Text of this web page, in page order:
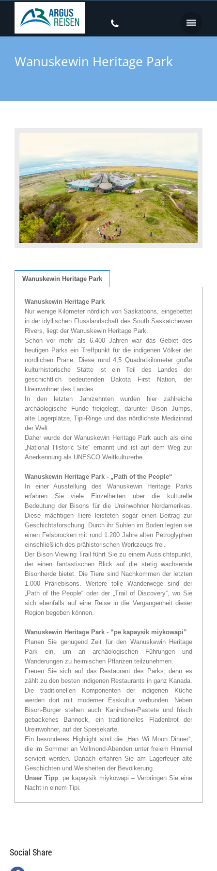
Wanuskewin Heritage Park
Wanuskewin Heritage Park
Wanuskewin Heritage Park
Nur wenige Kilometer nördlich von Saskatoons, eingebettet
in der idyllischen Flusslandschaft des South Saskatchewan
Rivers, liegt der Wanuskewin Heritage Park.
Schon vor mehr als 6.400 Jahren war das Gebiet des
heutigen Parks ein Treffpunkt für die indigenen Völker der
nördlichen Prärie. Diese rund 4,5 Quadratkilometer große
kulturhistorische Stätte ist ein Teil des Landes der
geschichtlich bedeutenden Dakota First Nation, der
Ureinwohner des Landes.
In den letzten Jahrzehnten wurden hier zahlreiche
archäologische Funde freigelegt, darunter Bison Jumps,
alte Lagerplätze, Tipi-Ringe und das nördlichste Medizinrad
der Welt.
Daher wurde der Wanuskewin Heritage Park auch als eine
„National Historic Site“ ernannt und ist auf dem Weg zur
Anerkennung als UNESCO Weltkulturerbe.
Wanuskewin Heritage Park - „Path of the People“
In einer Ausstellung des Wanuskewin Heritage Parks
erfahren Sie viele Einzelheiten über die kulturelle
Bedeutung der Bisons für die Ureinwohner Nordamerikas.
Diese mächtigen Tiere leisteten sogar einen Beitrag zur
Geschichtsforschung. Durch ihr Suhlen im Boden legten sie
einen Felsbrocken mit rund 1.200 Jahre alten Petroglyphen
einschließlich des prähistorischen Werkzeugs frei.
Der Bison Viewing Trail führt Sie zu einem Aussichtspunkt,
der einen fantastischen Blick auf die stetig wachsende
Bisonherde bietet. Die Tiere sind Nachkommen der letzten
1.000 Präriebisons. Weitere tolle Wanderwege sind der
„Path of the People“ oder der „Trail of Discovery“, wo Sie
sich ebenfalls auf eine Reise in die Vergangenheit dieser
Region begeben können.
Wanuskewin Heritage Park - “pe kapaysik miykowapi”
Planen Sie genügend Zeit für den Wanuskewin Heritage
Park ein, um an archäologischen Führungen und
Wanderungen zu heimischen Pflanzen teilzunehmen.
Freuen Sie sich auf das Restaurant des Parks, denn es
zählt zu den besten indigenen Restaurants in ganz Kanada.
Die traditionellen Komponenten der indigenen Küche
werden dort mit moderner Esskultur verbunden. Neben
Bison-Burger stehen auch Kaninchen-Pastete und frisch
gebackenes Bannock, ein traditionelles Fladenbrot der
Ureinwohner, auf der Speisekarte.
Ein besonderes Highlight sind die „Han Wi Moon Dinner“,
die im Sommer an Vollmond-Abenden unter freiem Himmel
serviert werden. Danach erfahren Sie am Lagerfeuer alte
Geschichten und Weisheiten der Bevölkerung.
Unser Tipp: pe kapaysik miykowapi – Verbringen Sie eine
Nacht in einem Tipi.
Social Share